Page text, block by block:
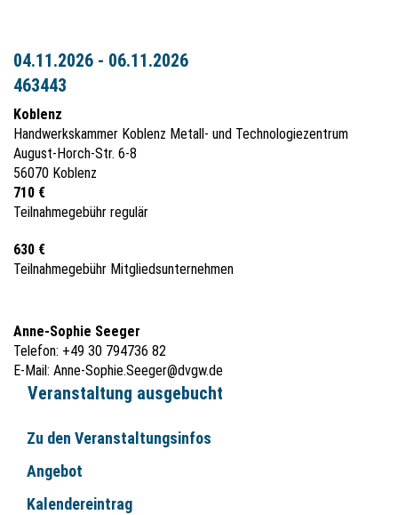
04.11.2026 - 06.11.2026
463443
Koblenz
Handwerkskammer Koblenz Metall- und Technologiezentrum
August-Horch-Str. 6-8
56070 Koblenz
710 €
Teilnahmegebühr regulär
630 €
Teilnahmegebühr Mitgliedsunternehmen
Anne-Sophie Seeger
Telefon: +49 30 794736 82
E-Mail: Anne-Sophie.Seeger@dvgw.de
Veranstaltung ausgebucht
Zu den Veranstaltungsinfos
Angebot
Kalendereintrag